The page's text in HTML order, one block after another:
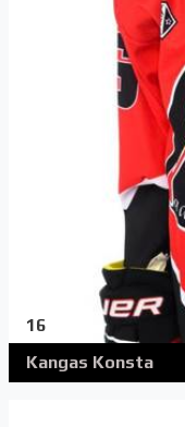
16
Kangas Konsta